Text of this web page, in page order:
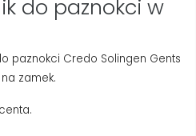
do paznokci w
paznokci Credo Solingen Gents
zamek.